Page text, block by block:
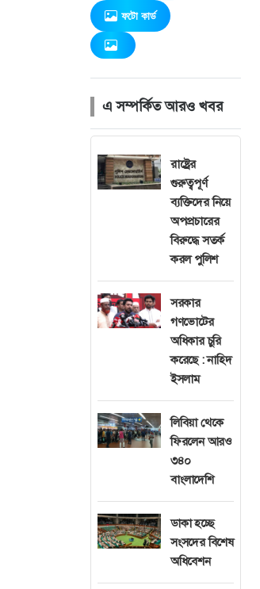
ফটো কার্ড
এ সম্পর্কিত আরও খবর
রাষ্ট্রের
গুরুত্বপূর্ণ
ব্যক্তিদের নিয়ে
অপপ্রচারের
বিরুদ্ধে সতর্ক
করল পুলিশ
সরকার
গণভোটের
অধিকার চুরি
করেছে : নাহিদ
ইসলাম
লিবিয়া থেকে
ফিরলেন আরও
৩৪০
বাংলাদেশি
ডাকা হচ্ছে
সংসদের বিশেষ
অধিবেশন